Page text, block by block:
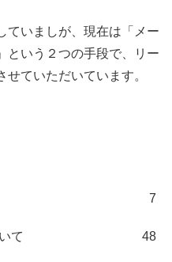
ていましが、現在は「メー
という２つの手段で、リー
ていただいています。
7
て 48